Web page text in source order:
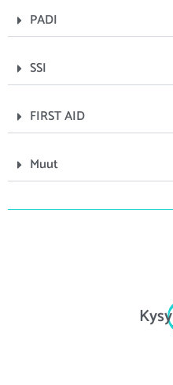
PADI
SSI
FIRST AID
Muut
Kysy